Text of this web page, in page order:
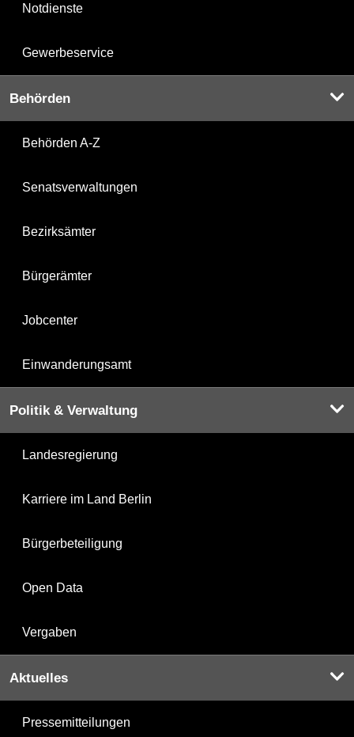
Notdienste
Gewerbeservice
Behörden
Behörden A-Z
Senatsverwaltungen
Bezirksämter
Bürgerämter
Jobcenter
Einwanderungsamt
Politik & Verwaltung
Landesregierung
Karriere im Land Berlin
Bürgerbeteiligung
Open Data
Vergaben
Aktuelles
Pressemitteilungen